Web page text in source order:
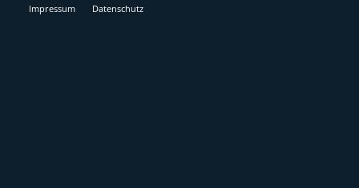
Impressum
Datenschutz